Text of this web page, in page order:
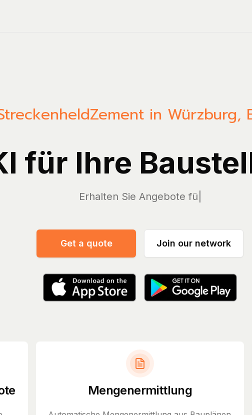
Zement in Würzburg,
für Ihre
Er
Get a quote Join our network
Mengenermittlung